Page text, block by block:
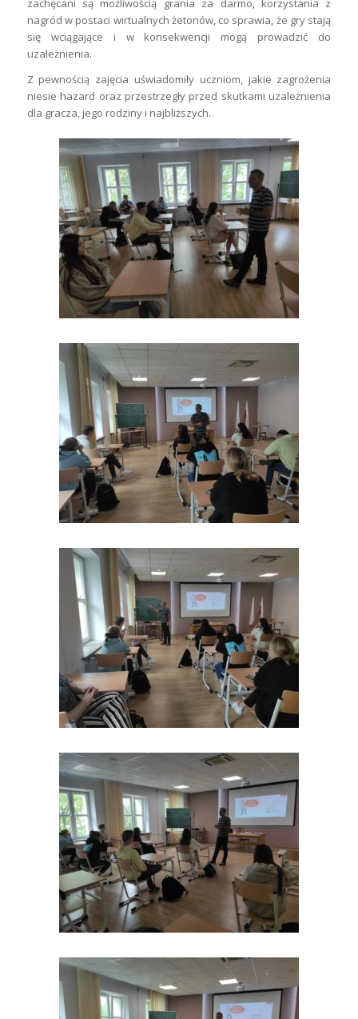
zachęcani są możliwością grania za darmo, korzystania z
nagród w postaci wirtualnych żetonów, co sprawia, że gry stają
się wciągające i w konsekwencji mogą prowadzić do
uzależnienia.
Z pewnością zajęcia uświadomiły uczniom, jakie zagrożenia
niesie hazard oraz przestrzegły przed skutkami uzależnienia
dla gracza, jego rodziny i najbliższych.